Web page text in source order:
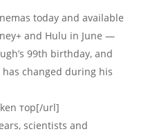
today and available
and Hulu in June —
99th birthday, and
changed during his
тор[/url]
scientists and